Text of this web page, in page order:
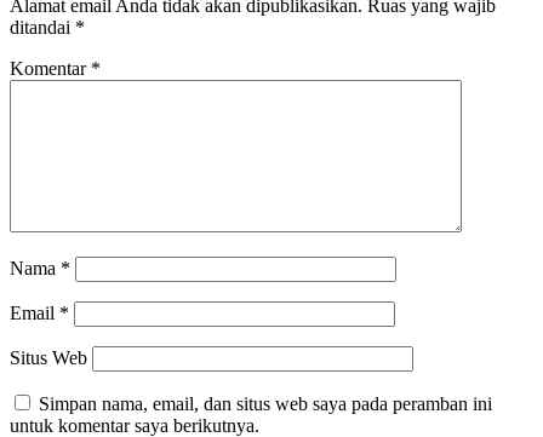
Alamat email Anda tidak akan dipublikasikan. Ruas yang wajib
ditandai *
Komentar *
Nama *
Email *
Situs Web
Simpan nama, email, dan situs web saya pada peramban ini
untuk komentar saya berikutnya.